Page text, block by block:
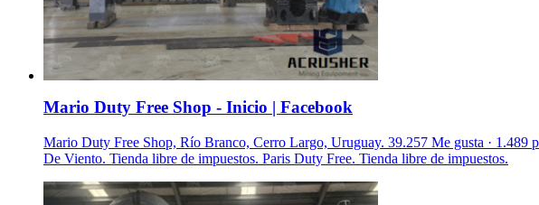
Mario Duty Free Shop - Inicio | Facebook
Mario Duty Free Shop, Río Branco, Cerro Largo, Uruguay. 39.257 Me gusta · 1.489
De Viento. Tienda libre de impuestos. Paris Duty Free. Tienda libre de impuestos.